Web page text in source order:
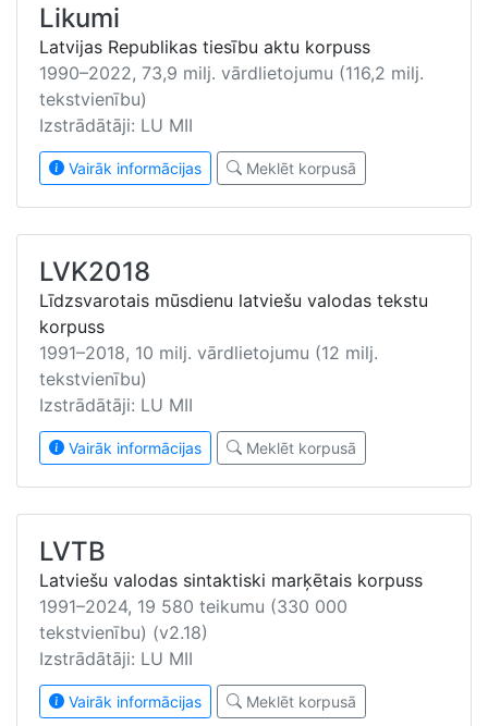
Likumi
Latvijas Republikas tiesību aktu korpuss
1990–2022, 73,9 milj. vārdlietojumu (116,2 milj.
tekstvienību)
Izstrādātāji: LU MII
Vairāk informācijas Meklēt korpusā
LVK2018
Līdzsvarotais mūsdienu latviešu valodas tekstu
korpuss
1991–2018, 10 milj. vārdlietojumu (12 milj.
tekstvienību)
Izstrādātāji: LU MII
Vairāk informācijas Meklēt korpusā
LVTB
Latviešu valodas sintaktiski marķētais korpuss
1991–2024, 19 580 teikumu (330 000
tekstvienību) (v2.18)
Izstrādātāji: LU MII
Vairāk informācijas Meklēt korpusā